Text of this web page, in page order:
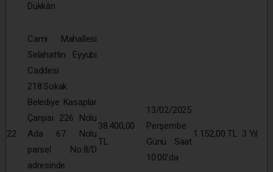
Dükkân
22
Cami Mahallesi
Selahattin Eyyubi
Caddesi
218.Sokak
Belediye Kasaplar
Çarşısı 226 Nolu
Ada 67 Nolu
parsel No:8/D
adresinde
38.400,00
TL
13/02/2025
Perşembe
Günü Saat
10:00’da
1.152,00 TL 3 Yıl